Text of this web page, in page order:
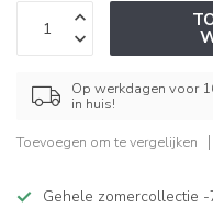
Op werkdagen voor
in huis!
Toevoegen om te vergelijken
Gehele zomercollectie -